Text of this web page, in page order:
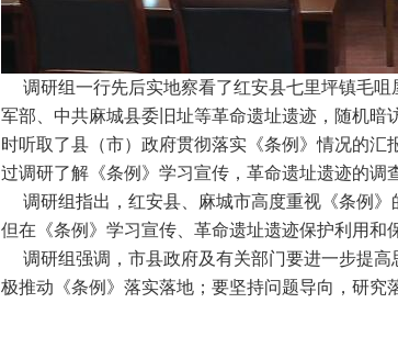
调研组一行先后实地察看了红安县七里坪镇毛咀
军部、中共麻城县委旧址等革命遗址遗迹，随机暗
时听取了县（市）政府贯彻落实《条例》情况的
过调研了解《条例》学习宣传，革命遗址遗迹的调
调研组指出，红安县、麻城市高度重视《条例》
但在《条例》学习宣传、革命遗址遗迹保护利用和
调研组强调，市县政府及有关部门要进一步提高
极推动《条例》落实落地；要坚持问题导向，研究